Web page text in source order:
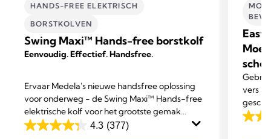
HANDS-FREE ELEKTRISCH
BORSTKOLVEN
Swing Maxi™ Hands-free borstkolf
Eenvoudig. Effectief. Handsfree.
Ervaar Medela's nieuwe handsfree oplossing
voor onderweg - de Swing Maxi™ Hands-free
elektrische kolf voor het grootste gemak
tijdens het multitasken.
4.3 (377)
4.3
Easy
vers
4.8